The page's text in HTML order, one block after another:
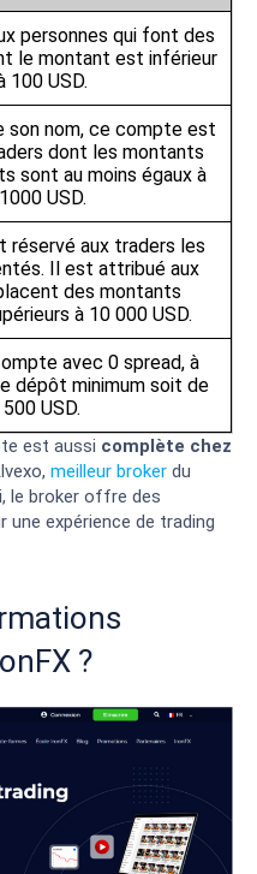
personnes qui font des
le montant est inférieur
100 USD.
son nom, ce compte est
dont les montants
sont au moins égaux à
1000 USD.
réservé aux traders les
Il est attribué aux
des montants
à 10 000 USD.
avec 0 spread, à
dépôt minimum soit de
500 USD.
est aussi complète chez
meilleur broker du
le broker offre des
une expérience de trading
?